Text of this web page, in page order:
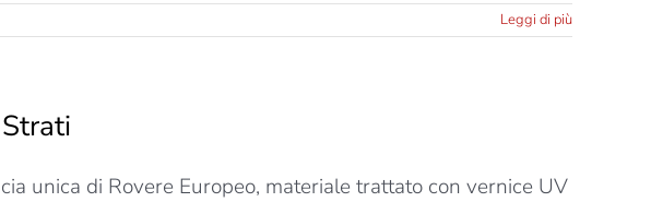
Leggi di più
unica di Rovere Europeo, materiale trattato con vernice UV